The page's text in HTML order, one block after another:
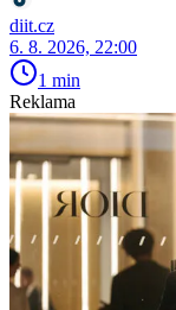
diit.cz
6. 8. 2026, 22:00
1 min
Reklama